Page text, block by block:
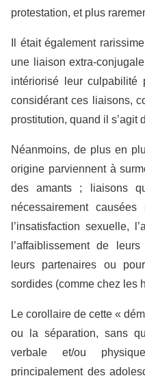
protestation, et plus
Il était également
une liaison extra-
intériorisé leur culpabilité
considérant ces liaisons,
prostitution, quand il s’agit
Néanmoins, de plus en
origine parviennent à
des amants ; liaisons
nécessairement
l’insatisfaction sexuelle,
l’affaiblissement de
leurs partenaires ou
sordides (comme chez les
Le corollaire de cette «
ou la séparation, sans
verbale et/ou
principalement des